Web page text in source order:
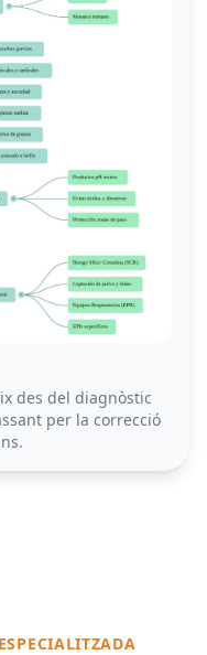
des del diagnòstic
per la correcció